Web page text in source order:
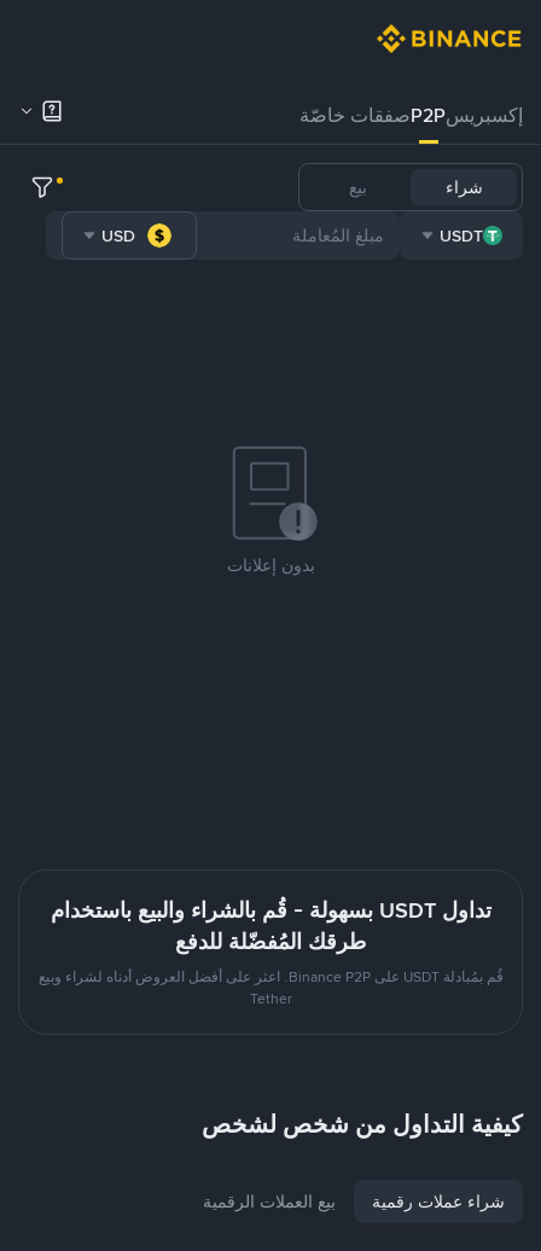
إكسبريسP2Pصفقات خاصّة
شراء بيع
USDT
USD
بدون إعلانات
تداول USDT بسهولة - قُم بالشراء والبيع باستخدام
طرقك المُفضّلة للدفع
قُم بمُبادلة USDT على Binance P2P. اعثر على أفضل العروض أدناه لشراء وبيع
Tether
كيفية التداول من شخص لشخص
شراء عملات رقمية بيع العملات الرقمية